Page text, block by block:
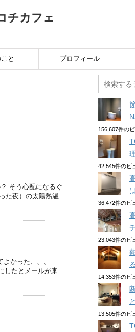
チカフェ
と プロフィール
そう心配になるぐ
た夜）の太陽熱温
かった、、、
したとメールが来
156,607件の
42,545件のビ
36,472件のビ
23,043件のビ
14,353件のビ
13,505件のビ